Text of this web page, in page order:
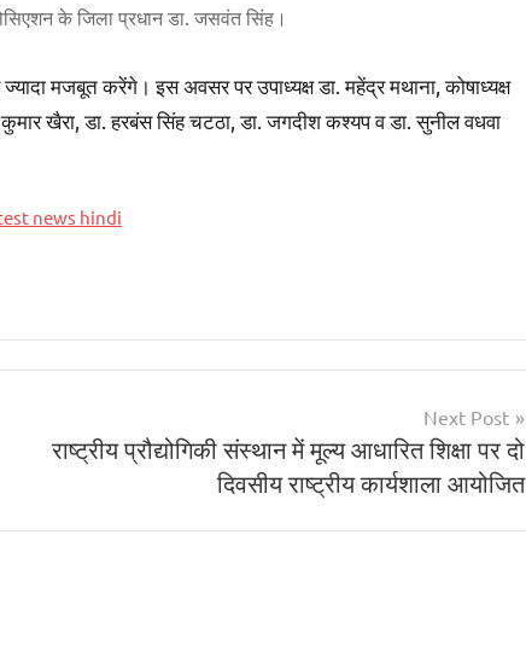
के जिला प्रधान डा. जसवंत सिंह।
मजबूत करेंगे। इस अवसर पर उपाध्यक्ष डा. महेंद्र मथाना, कोषाध्यक्ष
कुमार खैरा, डा. हरबंस सिंह चटठा, डा. जगदीश कश्यप व डा. सुनील वधवा
news hindi
Next Post
राष्ट्रीय प्रौद्योगिकी संस्थान में मूल्य आधारित शिक्षा पर दो
दिवसीय राष्ट्रीय कार्यशाला आयोजित